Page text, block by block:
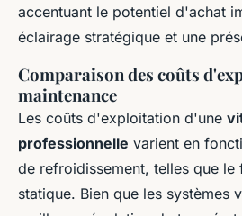
accentuant le potentiel d'achat
éclairage stratégique et une
Comparaison des coûts
maintenance
Les coûts d'exploitation d'une
professionnelle varient en
de refroidissement, telles que
statique. Bien que les systèmes